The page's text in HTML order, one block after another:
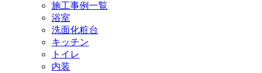
施工事例一覧
浴室
洗面化粧台
キッチン
トイレ
内装